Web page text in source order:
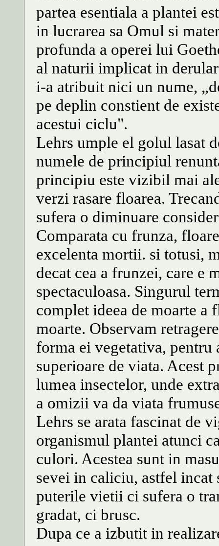
partea esentiala a plantei
in lucrarea sa Omul si
profunda a operei lui
al naturii implicat in
i-a atribuit nici un nume,
pe deplin constient de
acestui ciclu".
Lehrs umple el golul lasat
numele de principiul
principiu este vizibil mai
verzi rasare floarea.
sufera o diminuare
Comparata cu frunza,
excelenta mortii. si totusi,
decat cea a frunzei, care e
spectaculoasa. Singurul
complet ideea de moarte a
moarte. Observam
forma ei vegetativa,
superioare de viata. Acest
lumea insectelor, unde
a omizii va da viata
Lehrs se arata fascinat de
organismul plantei atunci
culori. Acestea sunt in
sevei in caliciu, astfel incat
puterile vietii ci sufera o
gradat, ci brusc.
Dupa ce a izbutit in